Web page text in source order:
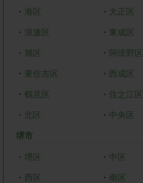
・ 港区 ・ 大正区
・ 浪速区 ・ 東成区
・ 旭区 ・ 阿倍野区
・ 東住吉区 ・ 西成区
・ 鶴見区 ・ 住之江区
・ 北区 ・ 中央区
堺市
・ 堺区 ・ 中区
・ 西区 ・ 南区